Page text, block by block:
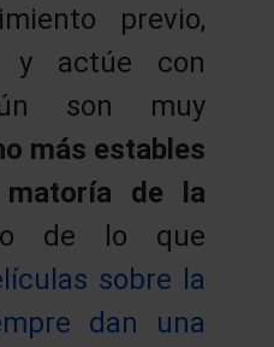
previo,
y actúe con
son muy
más estables
de la
de lo que
sobre la
dan una